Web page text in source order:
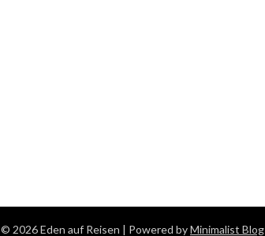
© 2026 Eden auf Reisen | Powered byMinimalist Blog